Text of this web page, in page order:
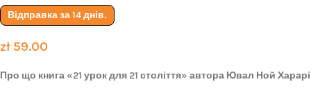
Відправка за 14 днів.
zł59.00
Про що книга «21 урок для 21 століття» автора Ювал Ной Харарі